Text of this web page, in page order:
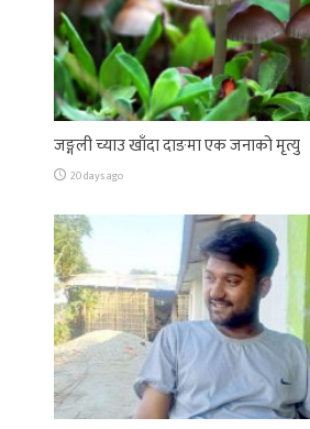
जङ्गली च्याउ खाँदा दाङमा एक जनाको मृत्यु
20 days ago